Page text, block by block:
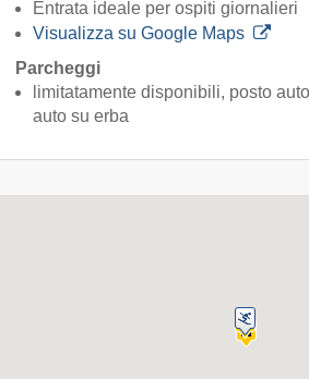
Entrata ideale per ospiti giornalieri
Visualizza su Google Maps
Parcheggi
limitatamente disponibili, posto
auto su erba